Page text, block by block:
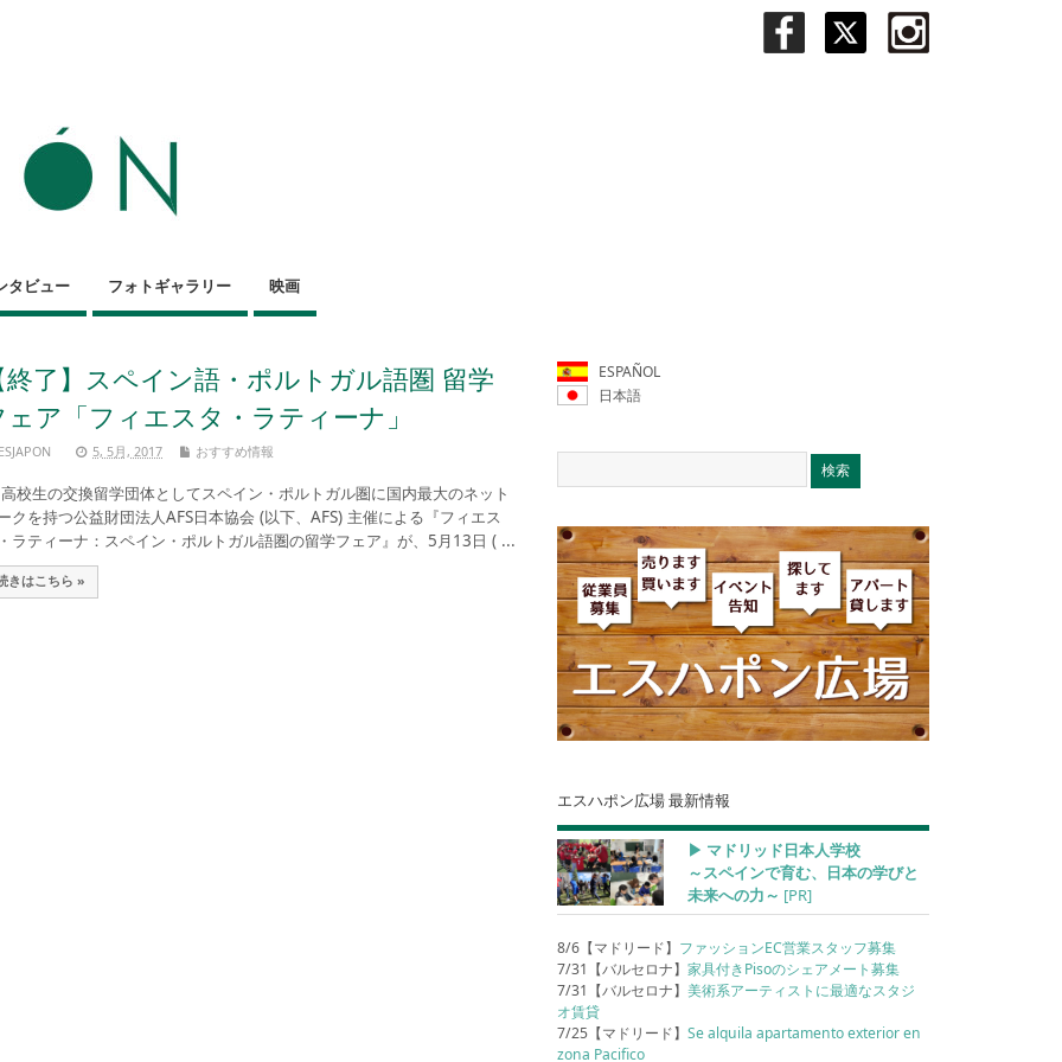
タビュー フォトギャラリー 映画
終了】スペイン語・ポルトガル語圏 留学
ェア「フィエスタ・ラティーナ」
5, 5月, 2017 おすすめ情報
生の交換留学団体としてスペイン・ポルトガル圏に国内最大のネット
クを持つ公益財団法人AFS日本協会 (以下、AFS) 主催による『フィエス
ラティーナ：スペイン・ポルトガル語圏の留学フェア』が、5月13日 ( ...
きはこちら »
ESPAÑOL
日本語
エスハポン広場 最新情報
▶︎ マドリッド日本人学校
～スペインで育む、日本の学びと
未来への力～ [PR]
8/6【マドリード】 ファッションEC営業スタッフ募集
7/31【バルセロナ】家具付きPisoのシェアメート募集
7/31【バルセロナ】美術系アーティストに最適なスタジ
オ賃貸
7/25【マドリード】Se alquila apartamento exterior en
zona Pacifico